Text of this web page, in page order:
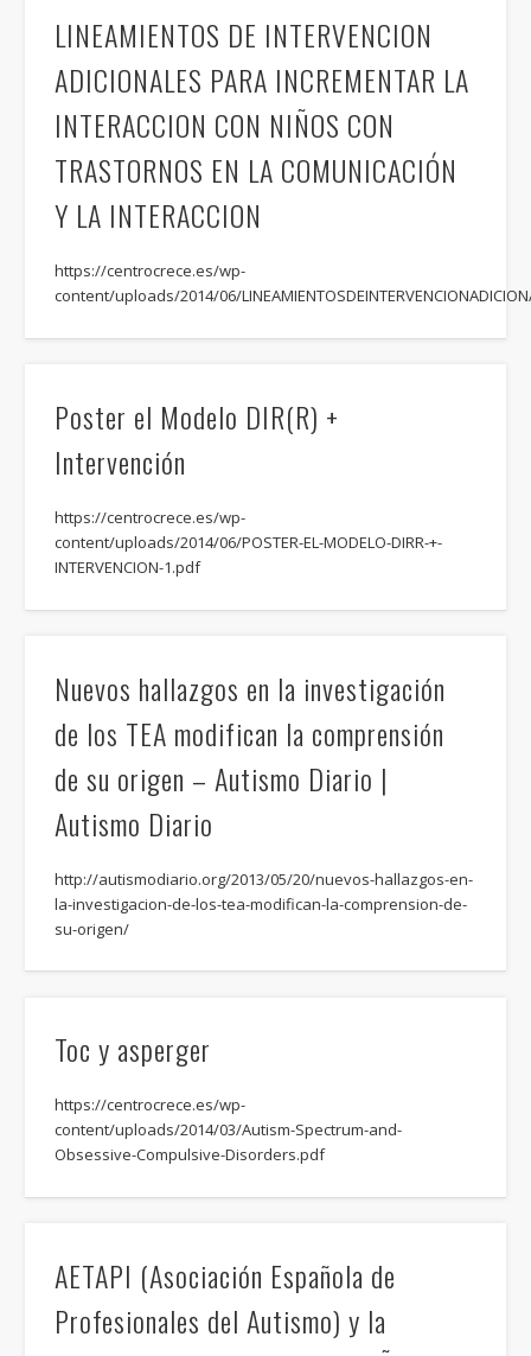
LINEAMIENTOS DE INTERVENCION
ADICIONALES PARA INCREMENTAR LA
INTERACCION CON NIÑOS CON
TRASTORNOS EN LA COMUNICACIÓN
Y LA INTERACCION
https://centrocrece.es/wp-
content/uploads/2014/06/
Poster el Modelo DIR(R) +
Intervención
https://centrocrece.es/wp-
content/uploads/2014/06/POSTER-EL-MODELO-DIRR-+-
INTERVENCION-1.pdf
Nuevos hallazgos en la investigación
de los TEA modifican la comprensión
de su origen – Autismo Diario |
Autismo Diario
http://autismodiario.org/2013/05/20/nuevos-hallazgos-en-
la-investigacion-de-los-tea-modifican-la-comprension-de-
su-origen/
Toc y asperger
https://centrocrece.es/wp-
content/uploads/2014/03/Autism-Spectrum-and-
Obsessive-Compulsive-Disorders.pdf
AETAPI (Asociación Española de
Profesionales del Autismo) y la